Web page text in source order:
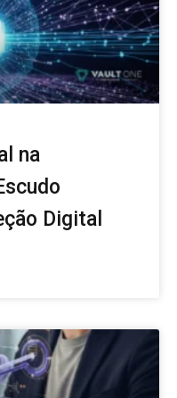
na
Digital